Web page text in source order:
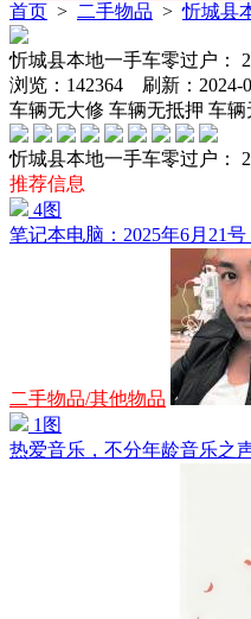
首页 > 二手物品 > 忻城县
忻城县本地一手车零过户：
浏览：142364 刷新：2024-
车辆无大修 车辆无抵押 车辆
忻城县本地一手车零过户：
推荐信息
4图
笔记本电脑：2025年6月21
二手物品/其他物品
1图
热爱音乐，不分年龄音乐之